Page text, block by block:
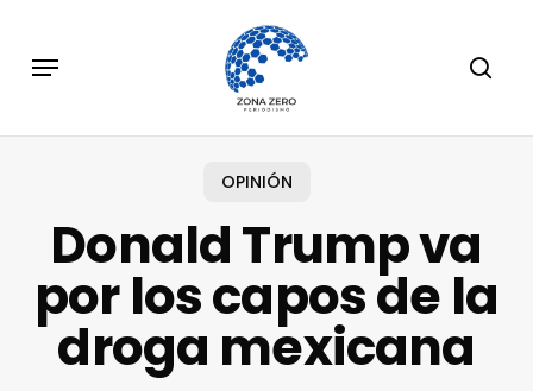
main
Menu
OPINIÓN
Donald Trump va
por los capos de la
droga mexicana